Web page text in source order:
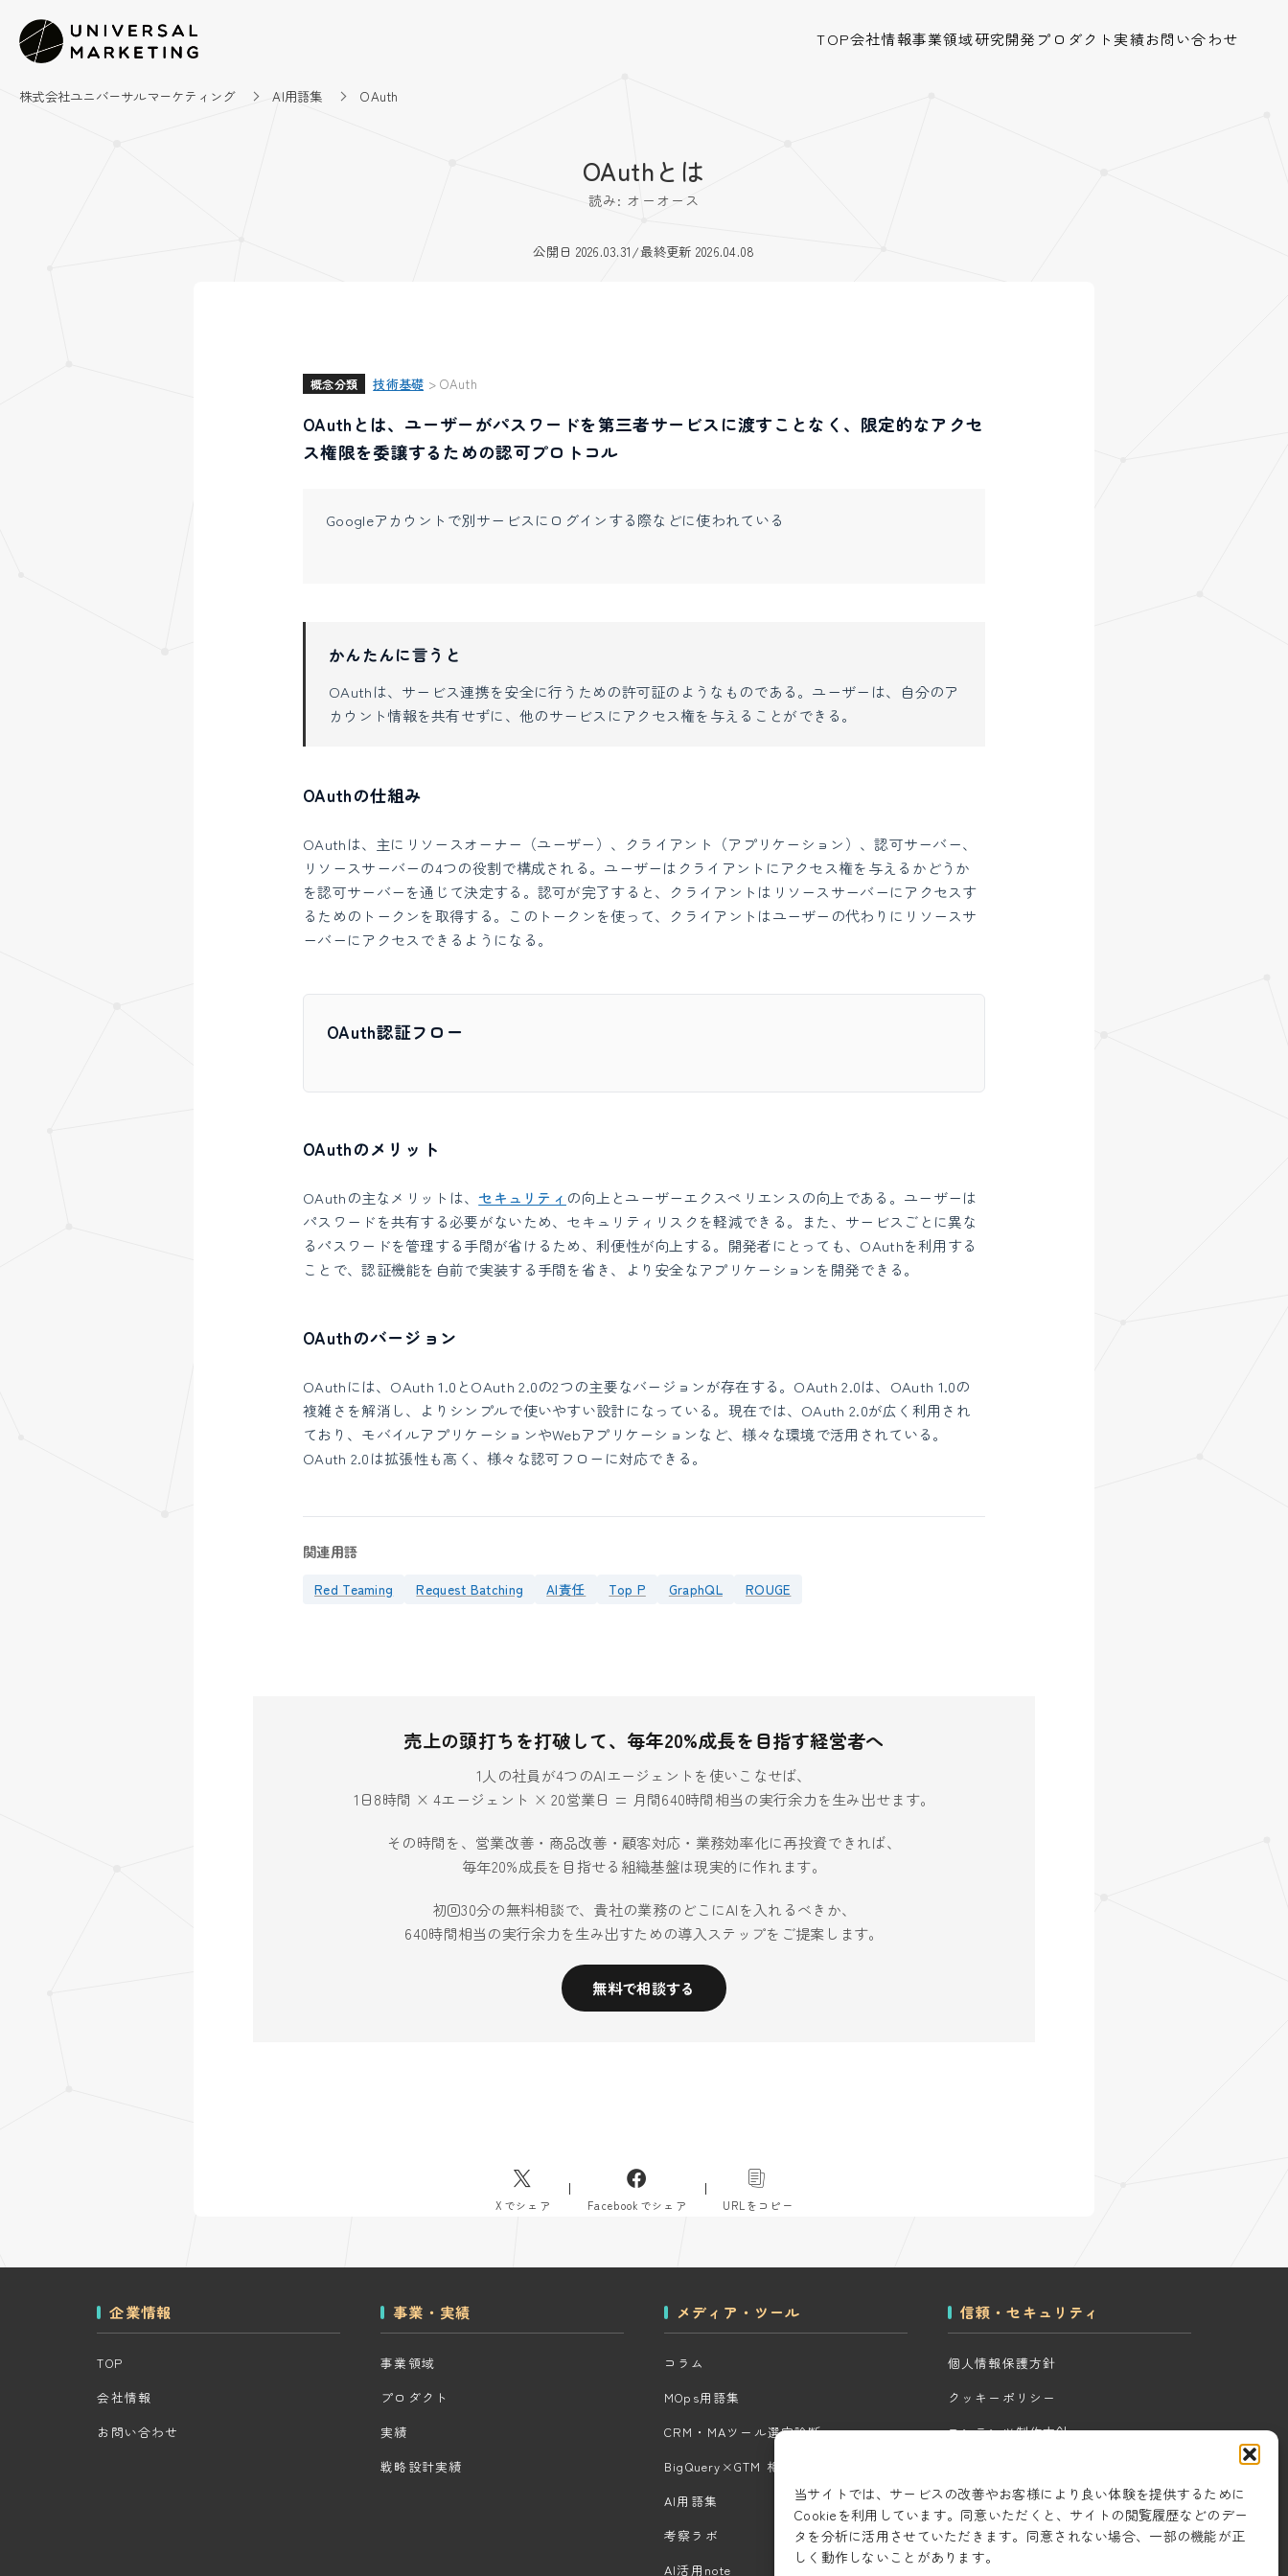
当サイトでは、サービスの改善やお客様により良い体験を提供するために
Cookieを利用しています。同意いただくと、サイトの閲覧履歴などのデー
タを分析に活用させていただきます。同意されない場合、一部の機能が正
しく動作しないことがあります。
TOP会社情報事業領域研究開発 プロダクト 実績お問い合わせ
株式会社ユニバーサルマーケティング AI用語集 OAuth
OAuthとは
読み: オーオース
公開日 2026.03.31/最終更新 2026.04.08
概念分類 技術基礎 >OAuth
OAuthとは、ユーザーがパスワードを第三者サービスに渡すことなく、限定的なアクセ
ス権限を委譲するための認可プロトコル
Googleアカウントで別サービスにログインする際などに使われている
かんたんに言うと
OAuthは、サービス連携を安全に行うための許可証のようなものである。ユーザーは、自分のア
カウント情報を共有せずに、他のサービスにアクセス権を与えることができる。
OAuthの仕組み
OAuthは、主にリソースオーナー（ユーザー）、クライアント（アプリケーション）、認可サーバー、
リソースサーバーの4つの役割で構成される。ユーザーはクライアントにアクセス権を与えるかどうか
を認可サーバーを通じて決定する。認可が完了すると、クライアントはリソースサーバーにアクセスす
るためのトークンを取得する。このトークンを使って、クライアントはユーザーの代わりにリソースサ
ーバーにアクセスできるようになる。
OAuth認証フロー
OAuthのメリット
OAuthの主なメリットは、 セキュリティ の向上とユーザーエクスペリエンスの向上である。ユーザーは
パスワードを共有する必要がないため、セキュリティリスクを軽減できる。また、サービスごとに異な
るパスワードを管理する手間が省けるため、利便性が向上する。開発者にとっても、OAuthを利用する
ことで、認証機能を自前で実装する手間を省き、より安全なアプリケーションを開発できる。
OAuthのバージョン
OAuthには、OAuth 1.0とOAuth 2.0の2つの主要なバージョンが存在する。OAuth 2.0は、OAuth 1.0の
複雑さを解消し、よりシンプルで使いやすい設計になっている。現在では、OAuth 2.0が広く利用され
ており、モバイルアプリケーションやWebアプリケーションなど、様々な環境で活用されている。
OAuth 2.0は拡張性も高く、様々な認可フローに対応できる。
関連用語
Red Teaming Request Batching AI責任 Top P GraphQL ROUGE
売上の頭打ちを打破して、毎年20%成長を目指す経営者へ
1人の社員が4つのAIエージェントを使いこなせば、
1日8時間 × 4エージェント × 20営業日 = 月間640時間相当の実行余力を生み出せます。
その時間を、営業改善・商品改善・顧客対応・業務効率化に再投資できれば、
毎年20%成長を目指せる組織基盤は現実的に作れます。
初回30分の無料相談で、貴社の業務のどこにAIを入れるべきか、
640時間相当の実行余力を生み出すための導入ステップをご提案します。
無料で相談する
Xでシェア Facebookでシェア URLをコピー
企業情報
TOP
会社情報
お問い合わせ
事業・実績
事業領域
プロダクト
実績
戦略設計実績
メディア・ツール
コラム
MOps用語集
CRM・MAツール選定診断
BigQuery×GTM 相場見積もりツール
AI用語集
考察ラボ
AI活用note
信頼・セキュリティ
個人情報保護方針
クッキーポリシー
コンテンツ制作方針
セキュリティ対策
情報セキュリティ基本方針